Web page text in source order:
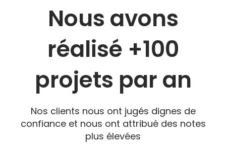
Nous avons
réalisé +100
projets par an
Nos clients nous ont jugés dignes de
confiance et nous ont attribué des notes
plus élevées